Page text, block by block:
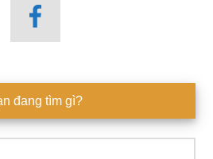
đang tìm gì?